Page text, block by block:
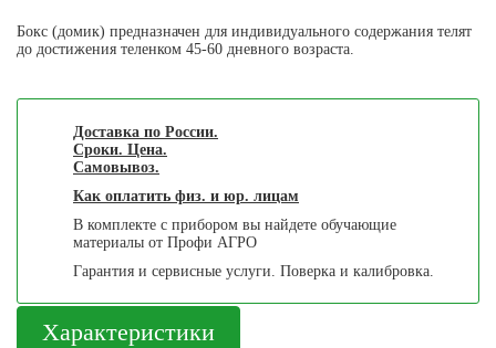
Бокс (домик) предназначен для индивидуального содержания телят
до достижения теленком 45-60 дневного возраста.
Доставка по России.
Сроки. Цена.
Самовывоз.
Как оплатить физ. и юр. лицам
В комплекте с прибором вы найдете обучающие
материалы от Профи АГРО
Гарантия и сервисные услуги. Поверка и калибровка.
Характеристики